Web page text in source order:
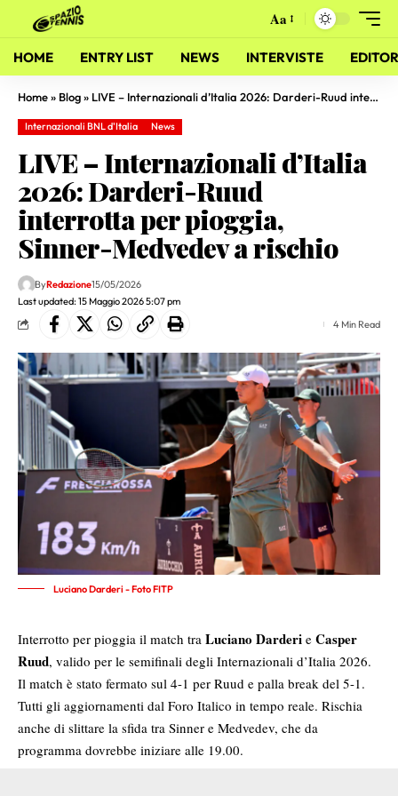
Aa
HOME ENTRY LIST NEWS INTERVISTE
Home» Blog» LIVE – Internazionali d’Italia 2026: Darderi-Ruud interrotta per pioggia, Sinner-Medvedev a rischio
Internazionali BNL d'Italia News
LIVE – Internazionali d’Italia
2026: Darderi-Ruud
interrotta per pioggia,
Sinner-Medvedev a rischio
Last updated: 15 Maggio 2026 5:07 pm
ByRedazione15/05/2026
4 Min Read
Luciano Darderi - Foto FITP
Interrotto per pioggia il match tra Luciano Darderi e Casper
Ruud, valido per le semifinali degli Internazionali d’Italia 2026.
Il match è stato fermato sul 4-1 per Ruud e palla break del 5-1.
Tutti gli aggiornamenti dal Foro Italico in tempo reale. Rischia
anche di slittare la sfida tra Sinner e Medvedev, che da
programma dovrebbe iniziare alle 19.00.